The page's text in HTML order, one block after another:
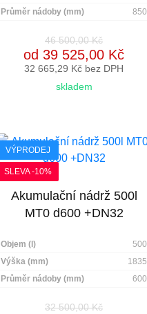
Průměr nádoby (mm)
850
46 500,00 Kč
od 39 525,00 Kč
32 665,29 Kč bez DPH
skladem
VÝPRODEJ
SLEVA -10%
Akumulační nádrž 500l
MT0 d600 +DN32
Objem (l)
500
Výška (mm)
1835
Průměr nádoby (mm)
600
32 500,00 Kč